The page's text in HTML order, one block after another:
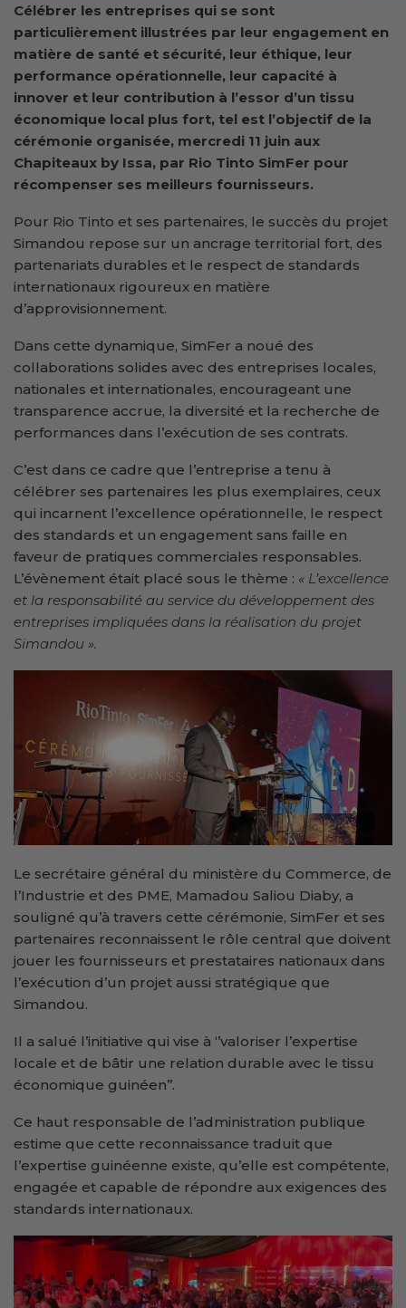
Célébrer les entreprises qui se sont
particulièrement illustrées par leur engagement en
matière de santé et sécurité, leur éthique, leur
performance opérationnelle, leur capacité à
innover et leur contribution à l’essor d’un tissu
économique local plus fort, tel est l’objectif de la
cérémonie organisée, mercredi 11 juin aux
Chapiteaux by Issa, par Rio Tinto SimFer pour
récompenser ses meilleurs fournisseurs.
Pour Rio Tinto et ses partenaires, le succès du projet
Simandou repose sur un ancrage territorial fort, des
partenariats durables et le respect de standards
internationaux rigoureux en matière
d’approvisionnement.
Dans cette dynamique, SimFer a noué des
collaborations solides avec des entreprises locales,
nationales et internationales, encourageant une
transparence accrue, la diversité et la recherche de
performances dans l’exécution de ses contrats.
C’est dans ce cadre que l’entreprise a tenu à
célébrer ses partenaires les plus exemplaires, ceux
qui incarnent l’excellence opérationnelle, le respect
des standards et un engagement sans faille en
faveur de pratiques commerciales responsables.
L’évènement était placé sous le thème : « L’excellence
et la responsabilité au service du développement des
entreprises impliquées dans la réalisation du projet
Simandou ».
Le secrétaire général du ministère du Commerce, de
l’Industrie et des PME, Mamadou Saliou Diaby, a
souligné qu’à travers cette cérémonie, SimFer et ses
partenaires reconnaissent le rôle central que doivent
jouer les fournisseurs et prestataires nationaux dans
l’exécution d’un projet aussi stratégique que
Simandou.
Il a salué l’initiative qui vise à ‘’valoriser l’expertise
locale et de bâtir une relation durable avec le tissu
économique guinéen’’.
Ce haut responsable de l’administration publique
estime que cette reconnaissance traduit que
l’expertise guinéenne existe, qu’elle est compétente,
engagée et capable de répondre aux exigences des
standards internationaux.